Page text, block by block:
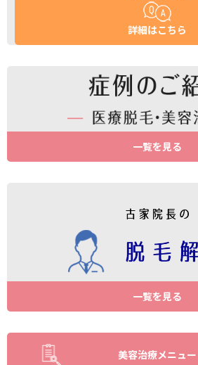
詳細はこちら
一覧を見る
一覧を見る
美容治療メニュー